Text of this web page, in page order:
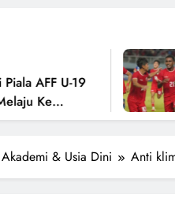
Malang
2 Tahun Ago
Timnas
Hasil
Ke
Akademi & Usia Dini Anti